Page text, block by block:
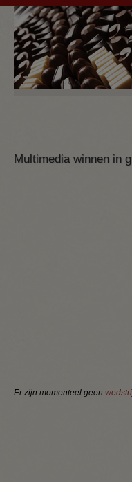
Overslaan en naar de algemene
Multimedia winnen in
Er zijn momenteel geen